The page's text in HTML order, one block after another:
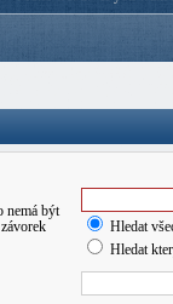
nemá být
Hledat
Hledat